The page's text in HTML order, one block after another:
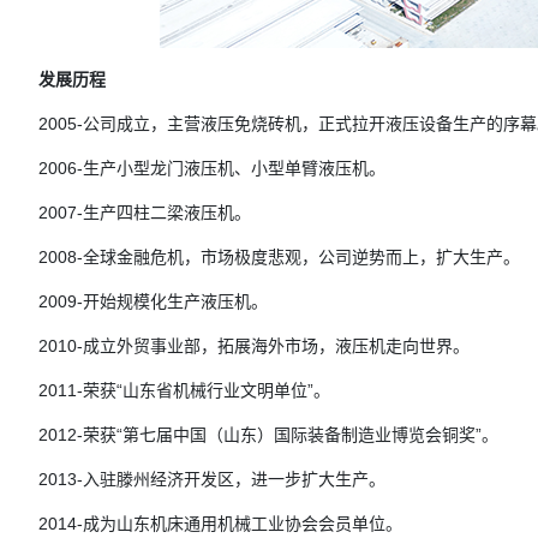
发展历程
2005-公司成立，主营液压免烧砖机，正式拉开液压设备生产的序
2006-生产小型龙门液压机、小型单臂液压机。
2007-生产四柱二梁液压机。
2008-全球金融危机，市场极度悲观，公司逆势而上，扩大生产。
2009-开始规模化生产液压机。
2010-成立外贸事业部，拓展海外市场，液压机走向世界。
2011-荣获“山东省机械行业文明单位”。
2012-荣获“第七届中国（山东）国际装备制造业博览会铜奖”。
2013-入驻滕州经济开发区，进一步扩大生产。
2014-成为山东机床通用机械工业协会会员单位。